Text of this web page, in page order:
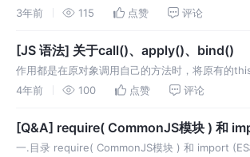
{来自父组件}$ 的数据。 分为匿名插槽和具名插槽
3年前 115 点赞 评论
[JS 语法] 关于call()、apply()、bind()
作用都是在原对象调用自己的方法时，将原有的
的this指针 一.当调用方法没有参数时 call()和
4年前 100 点赞 评论
[Q&A] require( CommonJS模块 ) 和
区别
一.目录 require( CommonJS模块 ) 和 import (ES